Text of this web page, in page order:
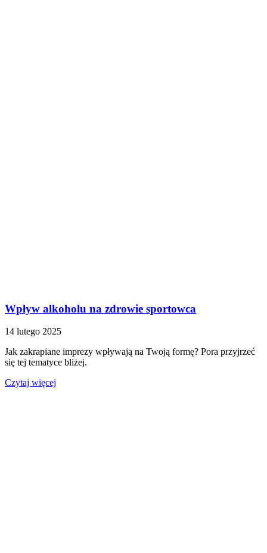
Wpływ alkoholu na zdrowie sportowca
14 lutego 2025
Jak zakrapiane imprezy wpływają na Twoją formę? Pora przyjrzeć
się tej tematyce bliżej.
Czytaj więcej